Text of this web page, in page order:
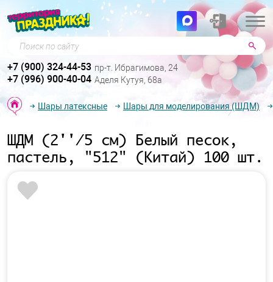
Поиск по сайту
+7 (900) 324-44-53 пр-т. Ибрагимова, 24
+7 (996) 900-40-04 Аделя Кутуя, 68а
Шары латексные Шары для моделирования (ШДМ)
ШДМ (2''/5 см) Белый песок,
пастель, "512" (Китай) 100 шт.